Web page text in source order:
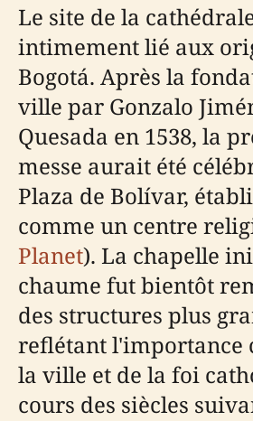
Le site de la
intimement lié aux
Bogotá. Après la
ville par Gonzalo
Quesada en 1538, la
messe aurait été
Plaza de Bolívar,
comme un centre
Planet). La chapelle
chaume fut bientôt
des structures plus
reflétant l'importance
la ville et de la foi
cours des siècles